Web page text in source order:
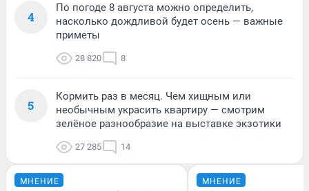
4
По погоде 8 августа можно определить,
насколько дождливой будет осень — важные
приметы
28 820 8
5
Кормить раз в месяц. Чем хищным или
необычным украсить квартиру — смотрим
зелёное разнообразие на выставке экзотики
27 285 14
МНЕНИЕ МНЕНИЕ